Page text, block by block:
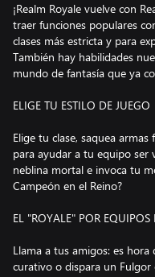
¡Realm Royale vuelve con
traer funciones populares
clases más estricta y para
También hay habilidades
mundo de fantasía que ya
ELIGE TU ESTILO DE JUEGO
Elige tu clase, saquea
para ayudar a tu equipo
neblina mortal e invoca tu
Campeón en el Reino?
EL "ROYALE" POR
Llama a tus amigos: es
curativo o dispara un Fulgor